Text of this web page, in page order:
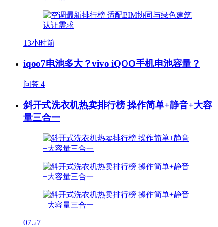
13小时前
iqoo7电池多大？vivo iQOO手机电池容量？
问答 4
斜开式洗衣机热卖排行榜 操作简单+静音+大容
量三合一
07.27